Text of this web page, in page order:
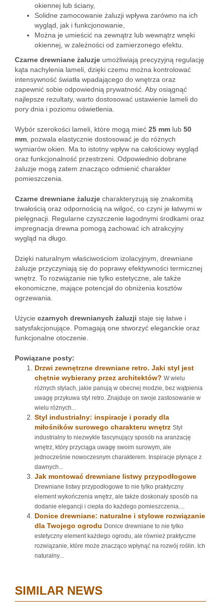
okiennej lub ściany,
Solidne zamocowanie żaluzji wpływa zarówno na ich
wygląd, jak i funkcjonowanie,
Można je umieścić na zewnątrz lub wewnątrz wnęki
okiennej, w zależności od zamierzonego efektu.
Czarne drewniane żaluzje umożliwiają precyzyjną regulację
kąta nachylenia lameli, dzięki czemu można kontrolować
intensywność światła wpadającego do wnętrza oraz
zapewnić sobie odpowiednią prywatność. Aby osiągnąć
najlepsze rezultaty, warto dostosować ustawienie lameli do
pory dnia i poziomu oświetlenia.
Wybór szerokości lameli, które mogą mieć 25 mm lub 50
mm , pozwala elastycznie dostosować je do różnych
wymiarów okien. Ma to istotny wpływ na całościowy wygląd
oraz funkcjonalność przestrzeni. Odpowiednio dobrane
żaluzje mogą zatem znacząco odmienić charakter
pomieszczenia.
Czarne drewniane żaluzje charakteryzują się znakomitą
trwałością oraz odpornością na wilgoć, co czyni je łatwymi w
pielęgnacji. Regularne czyszczenie łagodnymi środkami oraz
impregnacja drewna pomogą zachować ich atrakcyjny
wygląd na długo.
Dzięki naturalnym właściwościom izolacyjnym, drewniane
żaluzje przyczyniają się do poprawy efektywności termicznej
wnętrz. To rozwiązanie nie tylko estetyczne, ale także
ekonomiczne, mające potencjał do obniżenia kosztów
ogrzewania.
Użycie czarnych drewnianych żaluzji staje się łatwe i
satysfakcjonujące. Pomagają one stworzyć eleganckie oraz
funkcjonalne otoczenie.
Powiązane posty:
Drzwi zewnętrzne drewniane retro. Jaki styl jest
chętnie wybierany przez architektów? W wielu
różnych stylach, jakie panują w obecnej modzie, bez wątpienia
uwagę przykuwa styl retro. Znajduje on swoje zastosowanie w
wielu różnych...
Styl industrialny: inspiracje i porady dla
miłośników surowego charakteru wnętrz Styl
industrialny to niezwykle fascynujący sposób na aranżację
wnętrz, który przyciąga uwagę swoim surowym, ale
jednocześnie nowoczesnym charakterem. Inspiracje płynące z
dawnych...
Jak montować drewniane listwy przypodłogowe
Drewniane listwy przypodłogowe to nie tylko praktyczny
element wykończenia wnętrz, ale także doskonały sposób na
dodanie elegancji i ciepła do każdego pomieszczenia....
Donice drewniane: naturalne i stylowe rozwiązanie
dla Twojego ogrodu Donice drewniane to nie tylko
estetyczny element każdego ogrodu, ale również praktyczne
rozwiązanie, które może znacząco wpłynąć na rozwój roślin. Ich
naturalny...
SIMILAR NEWS